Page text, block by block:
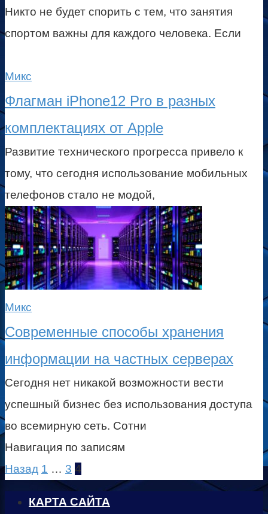
Никто не будет спорить с тем, что занятия
спортом важны для каждого человека. Если
Микс
Флагман iPhone12 Pro в разных
комплектациях от Apple
Развитие технического прогресса привело к
тому, что сегодня использование мобильных
телефонов стало не модой,
Микс
Современные способы хранения
информации на частных серверах
Сегодня нет никакой возможности вести
успешный бизнес без использования доступа
во всемирную сеть. Сотни
Навигация по записям
Назад 1 … 3 4
КАРТА САЙТА